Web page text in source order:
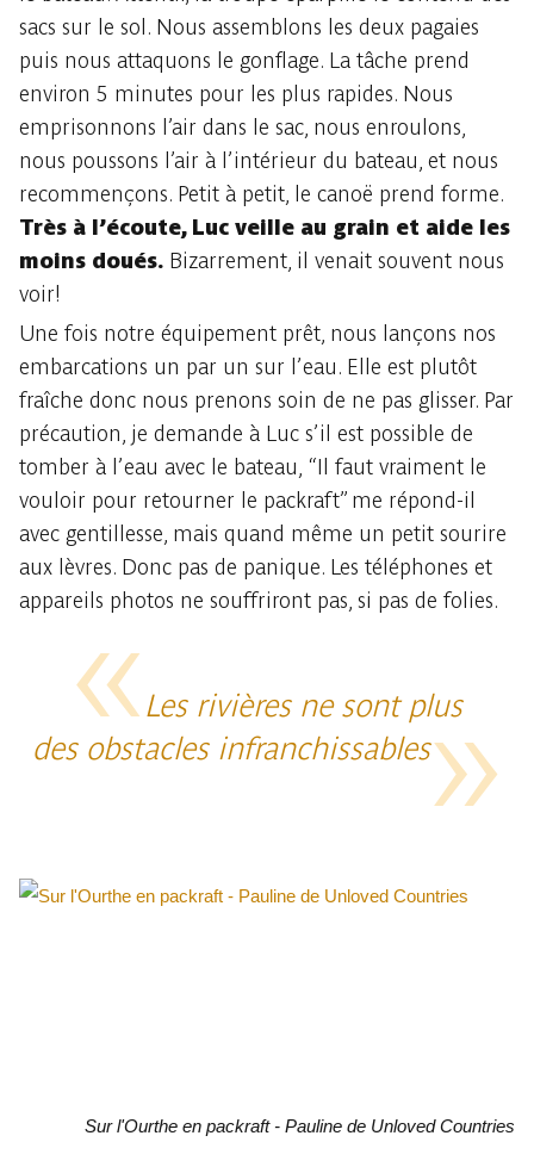
sacs sur le sol. Nous assemblons les deux pagaies
puis nous attaquons le gonflage. La tâche prend
environ 5 minutes pour les plus rapides. Nous
emprisonnons l’air dans le sac, nous enroulons,
nous poussons l’air à l’intérieur du bateau, et nous
recommençons. Petit à petit, le canoë prend forme.
Très à l’écoute, Luc veille au grain et aide les
moins doués. Bizarrement, il venait souvent nous
voir!
Une fois notre équipement prêt, nous lançons nos
embarcations un par un sur l’eau. Elle est plutôt
fraîche donc nous prenons soin de ne pas glisser. Par
précaution, je demande à Luc s’il est possible de
tomber à l’eau avec le bateau, “Il faut vraiment le
vouloir pour retourner le packraft” me répond-il
avec gentillesse, mais quand même un petit sourire
aux lèvres. Donc pas de panique. Les téléphones et
appareils photos ne souffriront pas, si pas de folies.
Les rivières ne sont plus
des obstacles infranchissables
Sur l'Ourthe en packraft - Pauline de Unloved Countries